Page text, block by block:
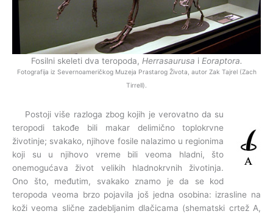
Fosilni skeleti dva teropoda, Herrasaurusa i Eoraptora.
Fotografija iz Severnoameričkog Muzeja Prastarog Života, autor Zak Tajrel (Zach
Tirrell).
Postoji više razloga zbog kojih je verovatno da su
teropodi takođe bili makar delimično toplokrvne
životinje; svakako, njihove fosile nalazimo u regionima
koji su u njihovo vreme bili veoma hladni, što
onemogućava život velikih hladnokrvnih životinja.
Ono što, međutim, svakako znamo je da se kod
teropoda veoma brzo pojavila još jedna osobina: izrasline na
koži veoma slične zadebljanim dlačicama (shematski crtež A,